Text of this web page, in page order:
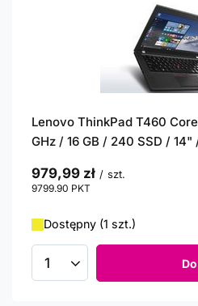
Lenovo ThinkPad T460
GHz / 16 GB / 240 SSD /
979,99 zł / szt.
9799.90 PKT
Dostępny (1 szt.)
Ilość produktów